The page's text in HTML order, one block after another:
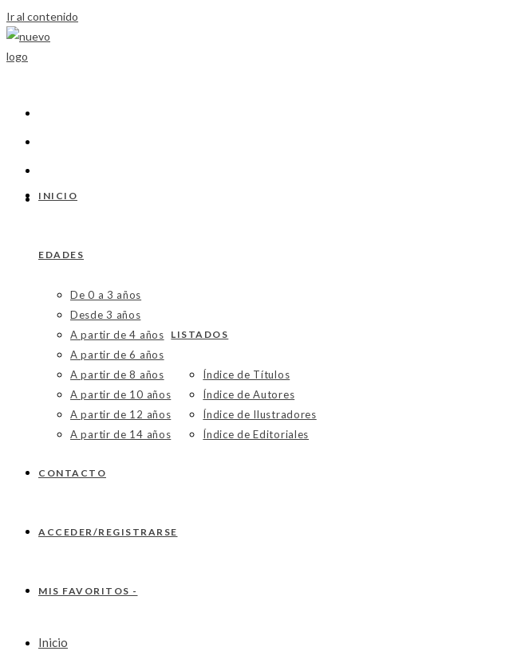
Ir al contenido
INICIO
EDADES
De 0 a 3 años
Desde 3 años
A partir de 4 años
A partir de 6 años
A partir de 8 años
A partir de 10 años
A partir de 12 años
A partir de 14 años
LISTADOS
Índice de Títulos
Índice de Autores
Índice de Ilustradores
Índice de Editoriales
CONTACTO
ACCEDER/REGISTRARSE
MIS FAVORITOS -
Inicio